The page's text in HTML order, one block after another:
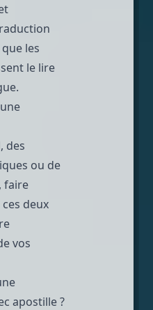
les
le lire
des
ou de
faire
deux
vos
apostille ?